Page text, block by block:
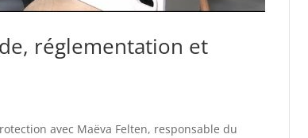
réglementation et
avec Maëva Felten, responsable du